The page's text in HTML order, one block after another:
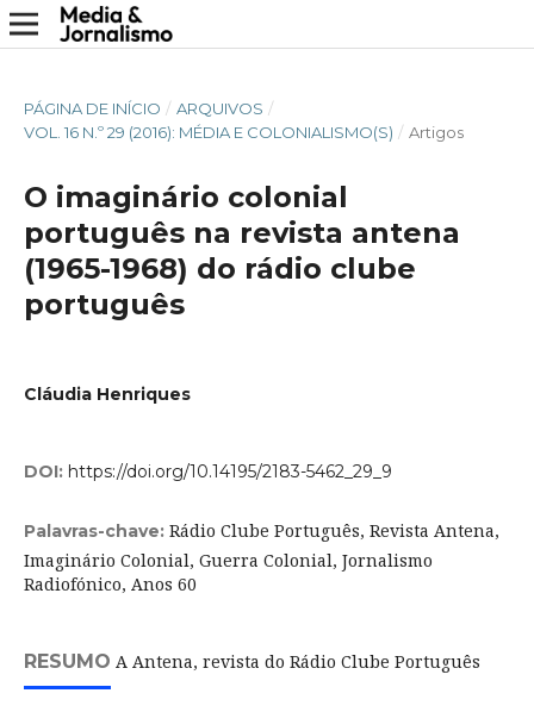
PÁGINA DE INÍCIO / ARQUIVOS /
VOL. 16 N.º 29 (2016): MÉDIA E COLONIALISMO(S) / Artigos
O imaginário colonial
português na revista antena
(1965-1968) do rádio clube
português
Cláudia Henriques
DOI: https://doi.org/10.14195/2183-5462_29_9
Palavras-chave: Rádio Clube Português, Revista Antena,
Imaginário Colonial, Guerra Colonial, Jornalismo
Radiofónico, Anos 60
RESUMO A Antena, revista do Rádio Clube Português